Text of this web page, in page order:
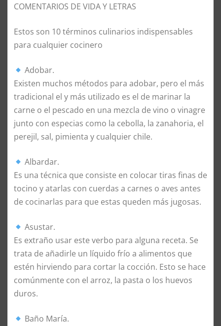
COMENTARIOS DE VIDA Y LETRAS
Estos son 10 términos culinarios indispensables
para cualquier cocinero
Adobar.
Existen muchos métodos para adobar, pero el más
tradicional el y más utilizado es el de marinar la
carne o el pescado en una mezcla de vino o vinagre
junto con especias como la cebolla, la zanahoria, el
perejil, sal, pimienta y cualquier chile.
Albardar.
Es una técnica que consiste en colocar tiras finas de
tocino y atarlas con cuerdas a carnes o aves antes
de cocinarlas para que estas queden más jugosas.
Asustar.
Es extraño usar este verbo para alguna receta. Se
trata de añadirle un líquido frío a alimentos que
estén hirviendo para cortar la cocción. Esto se hace
comúnmente con el arroz, la pasta o los huevos
duros.
Baño María.